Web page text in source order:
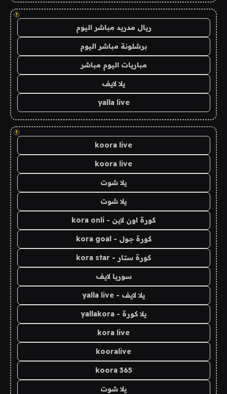
!
ريال مدريد مباشر اليوم
برشلونة مباشر اليوم
مباريات اليوم مباشر
يلا لايف
yalla live
!
koora live
koora live
يلا شوت
يلا شوت
كورة اون لاين - kora onli
كورة جول - kora goal
كورة ستار - kora star
سوريا لايف
يلا لايف - yalla live
يلا كورة - yallakora
kora live
kooralive
koora 365
يلا شوت